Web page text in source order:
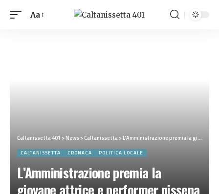
Aa
Caltanissetta 401 >News>Caltanissetta>L’Amministrazione premia la giovane attrice e performer nissena Vittoria Sardo
CALTANISSETTA CRONACA POLITICA LOCALE
L’Amministrazione premia la
giovane attrice e performer nissena